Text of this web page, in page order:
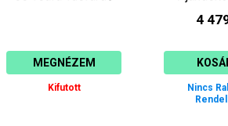
MEGNÉZEM
Kifutott
4
Nincs